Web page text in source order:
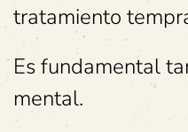
tratamiento
Es fundamental
mental.